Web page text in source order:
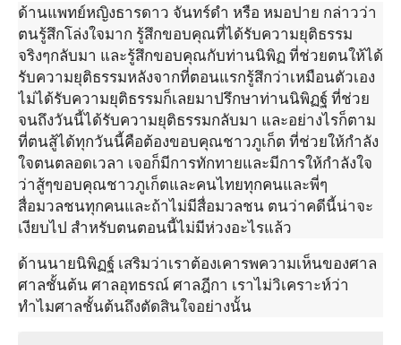
ด้านแพทย์หญิงธารดาว จันทร์ดำ หรือ หมอปาย กล่าวว่า
ตนรู้สึกโล่งใจมาก รู้สึกขอบคุณที่ได้รับความยุติธรรม
จริงๆกลับมา และรู้สึกขอบคุณกับท่านนิพิฏ ที่ช่วยตนให้ได้
รับความยุติธรรมหลังจากที่ตอนแรกรู้สึกว่าเหมือนตัวเอง
ไม่ได้รับความยุติธรรมก็เลยมาปรึกษาท่านนิพิฏฐ์ ที่ช่วย
จนถึงวันนี้ได้รับความยุติธรรมกลับมา และอย่างไรก็ตาม
ที่ตนสู้ได้ทุกวันนี้คือต้องขอบคุณชาวภูเก็ต ที่ช่วยให้กำลัง
ใจตนตลอดเวลา เจอก็มีการทักทายและมีการให้กำลังใจ
ว่าสู้ๆขอบคุณชาวภูเก็ตและคนไทยทุกคนและพี่ๆ
สื่อมวลชนทุกคนและถ้าไม่มีสื่อมวลชน ตนว่าคดีนี้น่าจะ
เงียบไป สำหรับตนตอนนี้ไม่มีห่วงอะไรแล้ว
ด้านนายนิพิฏฐ์ เสริมว่าเราต้องเคารพความเห็นของศาล
ศาลชั้นต้น ศาลอุทธรณ์ ศาลฎีกา เราไม่วิเคราะห์ว่า
ทำไมศาลชั้นต้นถึงตัดสินใจอย่างนั้น